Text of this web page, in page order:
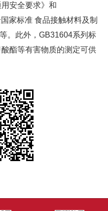
安全要求》和
家标准 食品接触材料及制
。此外，GB31604系列标
酯等有害物质的测定可供